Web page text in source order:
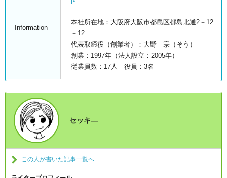
Information
本社所在地：大阪府大阪市都島区都島北通2－12
－12
代表取締役（創業者）：大野 宗（そう）
創業：1997年（法人設立：2005年）
従業員数：17人 役員：3名
セッキ―
この人が書いた記事一覧へ